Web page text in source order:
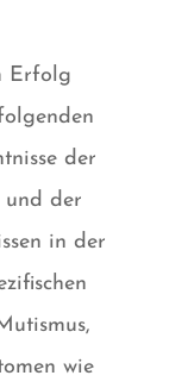
Erfolg
der
und der
in der
wie